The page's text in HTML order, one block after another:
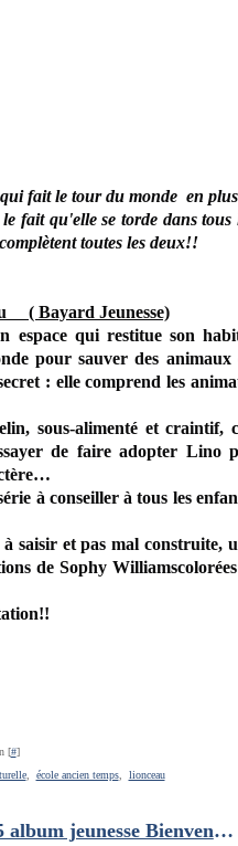
fait le tour du monde en
fait qu'elle se torde dans tous
toutes les deux!!
( Bayard Jeunesse)
espace qui restitue son
pour sauver des animaux
: elle comprend les
sous-alimenté et craintif,
de faire adopter Lino
à conseiller à tous les
saisir et pas mal construite,
de Sophy
[#]
, école ancien temps, lionceau
Concours ELYX : 5 album jeunesse Bienvenue dans ton monde à gagner !!